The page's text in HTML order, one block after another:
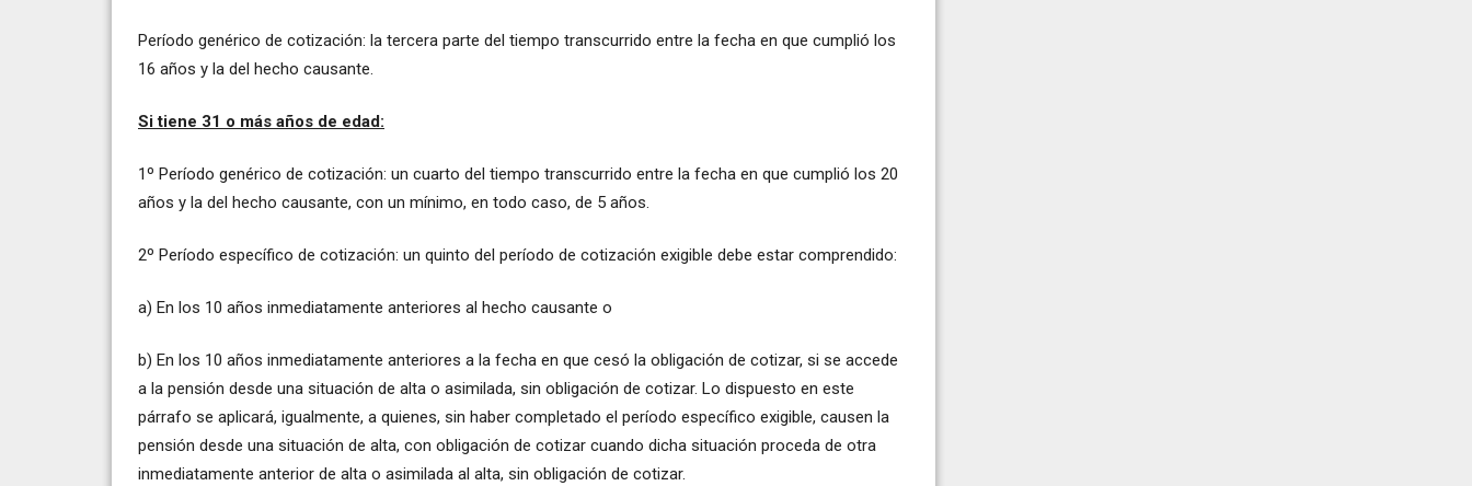
Período genérico de cotización: la tercera parte del tiempo transcurrido entre la fecha en que cumplió los
16 años y la del hecho causante.
Si tiene 31 o más años de edad:
1º Período genérico de cotización: un cuarto del tiempo transcurrido entre la fecha en que cumplió los 20
años y la del hecho causante, con un mínimo, en todo caso, de 5 años.
2º Período específico de cotización: un quinto del período de cotización exigible debe estar comprendido:
a) En los 10 años inmediatamente anteriores al hecho causante o
b) En los 10 años inmediatamente anteriores a la fecha en que cesó la obligación de cotizar, si se accede
a la pensión desde una situación de alta o asimilada, sin obligación de cotizar. Lo dispuesto en este
párrafo se aplicará, igualmente, a quienes, sin haber completado el período específico exigible, causen la
pensión desde una situación de alta, con obligación de cotizar cuando dicha situación proceda de otra
inmediatamente anterior de alta o asimilada al alta, sin obligación de cotizar.